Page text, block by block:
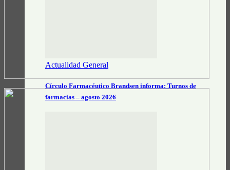
Actualidad General
Círculo Farmacéutico Brandsen informa: Turnos de
farmacias – agosto 2026